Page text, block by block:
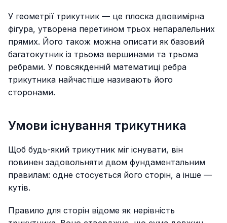
У геометрії трикутник — це плоска двовимірна
фігура, утворена перетином трьох непаралельних
прямих. Його також можна описати як базовий
багатокутник із трьома вершинами та трьома
ребрами. У повсякденній математиці ребра
трикутника найчастіше називають його
сторонами.
Умови існування трикутника
Щоб будь-який трикутник міг існувати, він
повинен задовольняти двом фундаментальним
правилам: одне стосується його сторін, а інше —
кутів.
Правило для сторін відоме як нерівність